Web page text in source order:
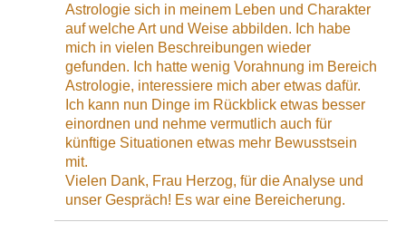
Astrologie sich in meinem Leben und Charakter
auf welche Art und Weise abbilden. Ich habe
mich in vielen Beschreibungen wieder
gefunden. Ich hatte wenig Vorahnung im Bereich
Astrologie, interessiere mich aber etwas dafür.
Ich kann nun Dinge im Rückblick etwas besser
einordnen und nehme vermutlich auch für
künftige Situationen etwas mehr Bewusstsein
mit.
Vielen Dank, Frau Herzog, für die Analyse und
unser Gespräch! Es war eine Bereicherung.